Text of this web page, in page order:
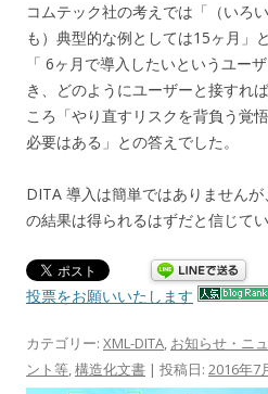
コムテック社の考えでは「（いろ
も）典型的な例としては15ヶ月」
「 6ヶ月で導入したいというユー
き、どのようにユーザーと接すれ
ころ「やり直すリスクを背負う覚
必要はある」との答えでした。
DITA 導入は簡単ではありません
の結果は得られるはずだと信じてい
投票をお願いいたします
カテゴリー: XML-DITA, お知らせ・ニ
ント等,構造化文書 | 投稿日: 2016年7